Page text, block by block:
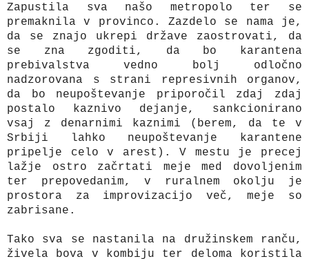
Zapustila sva našo metropolo ter se
premaknila v provinco. Zazdelo se nama je,
da se znajo ukrepi države zaostrovati, da
se zna zgoditi, da bo karantena
prebivalstva vedno bolj odločno
nadzorovana s strani represivnih organov,
da bo neupoštevanje priporočil zdaj zdaj
postalo kaznivo dejanje, sankcionirano
vsaj z denarnimi kaznimi (berem, da te v
Srbiji lahko neupoštevanje karantene
pripelje celo v arest). V mestu je precej
lažje ostro začrtati meje med dovoljenim
ter prepovedanim, v ruralnem okolju je
prostora za improvizacijo več, meje so
zabrisane.
Tako sva se nastanila na družinskem ranču,
živela bova v kombiju ter deloma koristila